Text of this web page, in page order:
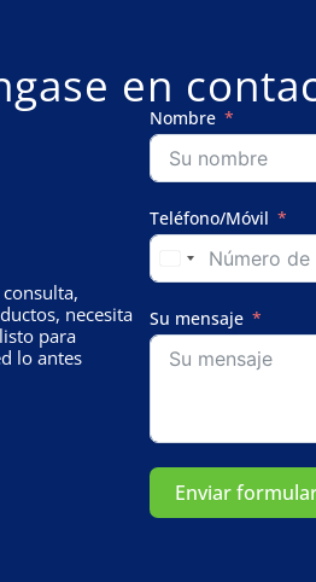
en
necesita
para
lo antes
Nombre
Teléfono/Móvil
Su mensaje
Enviar